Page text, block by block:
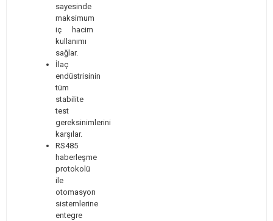
sayesinde
maksimum
iç hacim
kullanımı
sağlar.
İlaç
endüstrisinin
tüm
stabilite
test
gereksinimlerini
karşılar.
RS485
haberleşme
protokolü
ile
otomasyon
sistemlerine
entegre